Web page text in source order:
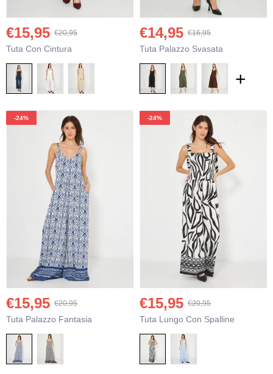
Tuta Con Cintura
€20,95
€15,95
Tuta Palazzo Svasata
€16,95
€14,95
+
-24%
Tuta Palazzo Fantasia
€20,95
€15,95
-24%
Tuta Lungo Con Spalline
€20,95
€15,95